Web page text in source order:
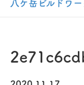
八ケ岳ビルドワー